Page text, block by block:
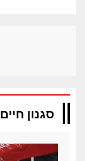
סגנון חיים